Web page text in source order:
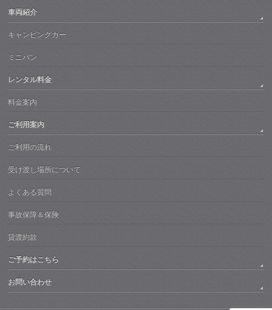
車両紹介
キャンピングカー
ミニバン
レンタル料金
料金案内
ご利用案内
ご利用の流れ
受け渡し場所について
よくある質問
事故保障＆保険
貸渡約款
ご予約はこちら
お問い合わせ